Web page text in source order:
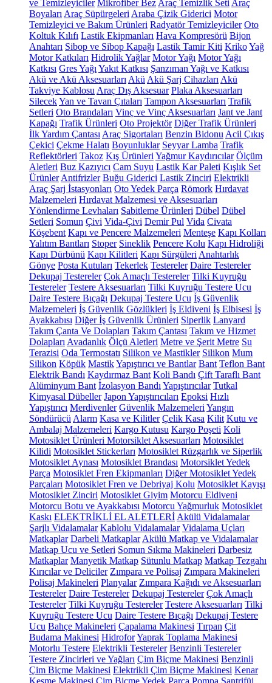
ve Temizleyiciler Mikrofiber Bez Araç Temizlik Seti Araç
Boyaları Araç Süpürgeleri Araba Çizik Giderici Motor
Temizleyici ve Bakım Ürünleri Radyatör Temizleyiciler Oto
Koltuk Kılıfı Lastik Ekipmanları Hava Kompresörü Bijon
Anahtarı Sibop ve Sibop Kapağı Lastik Tamir Kiti KrikoYağ
Motor Katkıları Hidrolik Yağlar Motor Yağı Motor Yağı
Katkısı Gres Yağı Yakıt Katkısı Şanzıman Yağı ve Katkısı
Akü ve Akü Aksesuarları Akü Akü Şarj Cihazları Akü
Takviye Kablosu Araç Dış Aksesuar Plaka Aksesuarları
SilecekYan ve Tavan Çıtaları Tampon Aksesuarları Trafik
Setleri Oto Brandaları Vinç ve Vinç Aksesuarları Jant ve Jant
Kapağı Trafik Ürünleri Oto Projektör Diğer Trafik Ürünleri
İlk Yardım Çantası Araç Sigortaları Benzin Bidonu Acil Çıkış
Çekici Çekme Halatı Boyunluklar Seyyar Lamba Trafik
Reflektörleri Takoz Kış Ürünleri Yağmur Kaydırıcılar Ölçüm
Aletleri Buz Kazıyıcı Cam Suyu Lastik Kar Paleti Kışlık Set
Ürünler Antifrizler Buğu Giderici Lastik Zinciri Elektrikli
Araç Şarj İstasyonları Oto Yedek Parça Römork Hırdavat
Malzemeleri Hırdavat Malzemesi ve Aksesuarları
Yönlendirme Levhaları Sabitleme Ürünleri Dübel Dübel
Setleri Somun Çivi Vida-Çivi Demir Pul Vida Civata
Köşebent Kapı ve Pencere Malzemeleri Menteşe Kapı Kolları
Yalıtım Bantları Stoper Sineklik Pencere Kolu Kapı Hidroliği
Kapı Dürbünü Kapı Kilitleri Kapı Sürgüleri Anahtarlık
Gönye Posta Kutuları Tekerlek Testereler Daire Testereler
Dekupaj Testereler Çok Amaçlı Testereler Tilki Kuyruğu
Testereler Testere Aksesuarları Tilki Kuyruğu Testere Ucu
Daire Testere Bıçağı Dekupaj Testere Ucu İş Güvenlik
Malzemeleri İş Güvenlik Gözlükleri İş Eldiveni İş Elbisesi İş
Ayakkabısı Diğer İş Güvenlik Ürünleri Siperlik Lanyard
Takım Çanta Ve Dolapları Takım Çantası Takım ve Hizmet
Dolapları Avadanlık Ölçü Aletleri Metre ve Şerit Metre Su
Terazisi Oda Termostatı Silikon ve Mastikler Silikon Mum
Silikon Köpük MastikYapıştırıcı ve Bantlar Bant Teflon Bant
Elektrik Bandı Kaydırmaz Bant Koli Bandı Çift Taraflı Bant
Alüminyum Bant İzolasyon Bandı Yapıştırıcılar Tutkal
Kimyasal Dübeller Japon Yapıştırıcıları Epoksi Hızlı
Yapıştırıcı Merdivenler Güvenlik Malzemeleri Yangın
Söndürücü Alarm Kasa ve Kilitler Çelik Kasa Kilit Kutu ve
Ambalaj Malzemeleri Kargo Kutusu Kargo Poşeti Koli
Motosiklet Ürünleri Motorsiklet Aksesuarları Motosiklet
Kilidi Motosiklet Stickerları Motosiklet Rüzgarlık ve Siperlik
Motosiklet Aynası Motosiklet Brandası Motorsiklet Yedek
Parça Motosiklet Fren Ekipmanları Diğer Motosiklet Yedek
Parçaları Motosiklet Fren ve Debriyaj Kolu Motosiklet Kayışı
Motosiklet Zinciri Motosiklet Giyim Motorcu Eldiveni
Motorcu Botu ve Ayakkabısı Motorcu Yağmurluk Motosiklet
Kaskı ELEKTRİKLİ EL ALETLERİ Akülü Vidalamalar
Şarjlı Vidalamalar Kablolu Vidalamalar Vidalama Uçları
Matkaplar Darbeli Matkaplar Akülü Matkap ve Vidalamalar
Matkap Ucu ve Setleri Somun Sıkma Makineleri Darbesiz
Matkaplar Manyetik Matkap Sütunlu Matkap Matkap Tezgahı
Kırıcılar ve Deliciler Zımpara ve Polisaj Zımpara Makineleri
Polisaj Makineleri Planyalar Zımpara Kağıdı ve Aksesuarları
Testereler Daire Testereler Dekupaj Testereler Çok Amaçlı
Testereler Tilki Kuyruğu Testereler Testere Aksesuarları Tilki
Kuyruğu Testere Ucu Daire Testere Bıçağı Dekupaj Testere
Ucu Bahçe Makineleri Çapalama Makinesi Tırpan Çit
Budama Makinesi HidroforYaprak Toplama Makinesi
Motorlu Testere Elektrikli Testereler Benzinli Testereler
Testere Zincirleri ve Yağları Çim Biçme Makinesi Benzinli
Çim Biçme Makinesi Elektrikli Çim Biçme Makinesi Kenar
Kesme Makinesi Çim Biçme Yedek Parça Pompa Santrifüj